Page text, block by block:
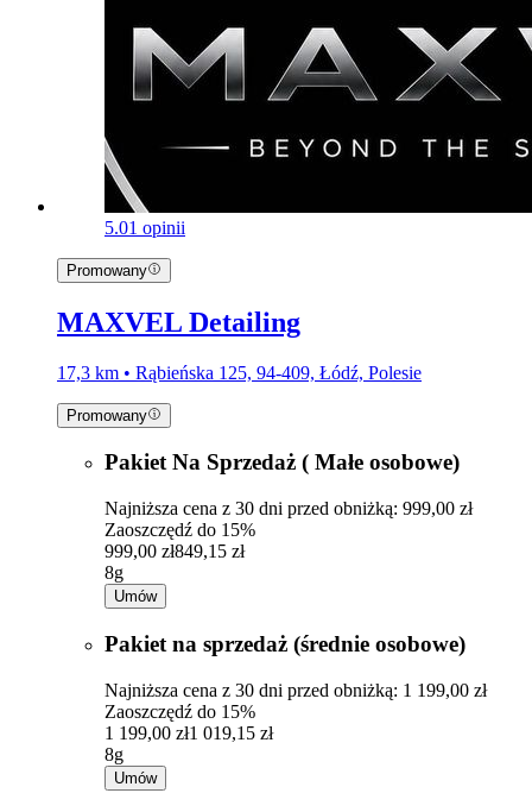
5.01 opinii
Promowany
MAXVEL Detailing
17,3 km • Rąbieńska 125, 94-409, Łódź, Polesie
Promowany
Pakiet Na Sprzedaż ( Małe osobowe)
Najniższa cena z 30 dni przed obniżką: 999,00 zł
Zaoszczędź do 15%
999,00 zł849,15 zł
8g
Umów
Pakiet na sprzedaż (średnie osobowe)
Najniższa cena z 30 dni przed obniżką: 1 199,00 zł
Zaoszczędź do 15%
1 199,00 zł1 019,15 zł
8g
Umów